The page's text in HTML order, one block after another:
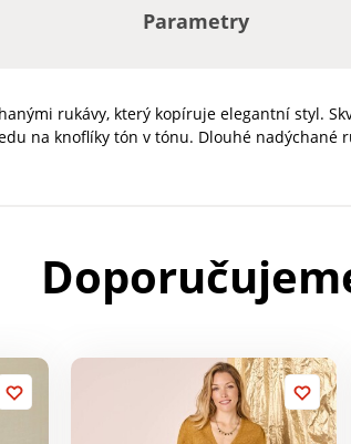
Parametry
rukávy, který kopíruje elegantní styl.
na knoflíky tón v tónu. Dlouhé nadýchané